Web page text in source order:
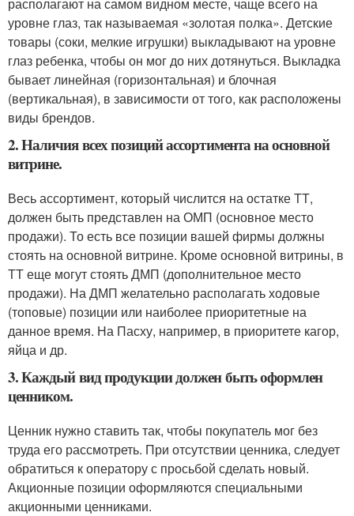
уровне глаз, так называемая «золотая полка». Детские
товары (соки, мелкие игрушки) выкладывают на уровне
глаз ребенка, чтобы он мог до них дотянуться. Выкладка
бывает линейная (горизонтальная) и блочная
(вертикальная), в зависимости от того, как расположены
виды брендов.
2. Наличия всех позиций ассортимента на основной
витрине.
Весь ассортимент, который числится на остатке ТТ,
должен быть представлен на ОМП (основное место
продажи). То есть все позиции вашей фирмы должны
стоять на основной витрине. Кроме основной витрины, в
ТТ еще могут стоять ДМП (дополнительное место
продажи). На ДМП желательно располагать ходовые
(топовые) позиции или наиболее приоритетные на
данное время. На Пасху, например, в приоритете кагор,
яйца и др.
3. Каждый вид продукции должен быть оформлен
ценником.
Ценник нужно ставить так, чтобы покупатель мог без
труда его рассмотреть. При отсутствии ценника, следует
обратиться к оператору с просьбой сделать новый.
Акционные позиции оформляются специальными
акционными ценниками.